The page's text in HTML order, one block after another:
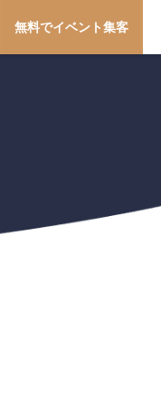
無料でイベント集客